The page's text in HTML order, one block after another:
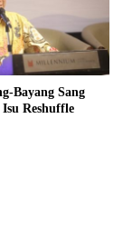
Bayang Sang
Reshuffle